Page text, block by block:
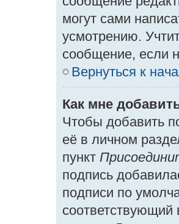
могут сами
усмотрению.
сообщение, если
Вернуться к
Как мне
Чтобы добавить
её в личном
пункт
подпись
подписи по